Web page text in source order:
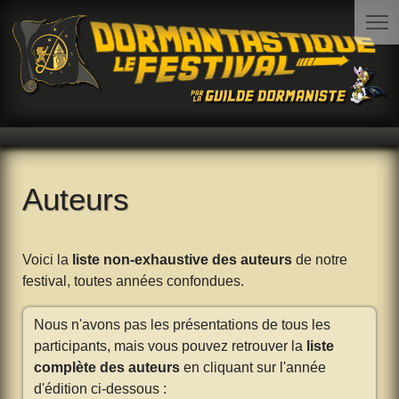
Auteurs
Voici la liste non-exhaustive des auteurs de notre
festival, toutes années confondues.
Nous n'avons pas les présentations de tous les
participants, mais vous pouvez retrouver la liste
complète des auteurs en cliquant sur l'année
d'édition ci-dessous :